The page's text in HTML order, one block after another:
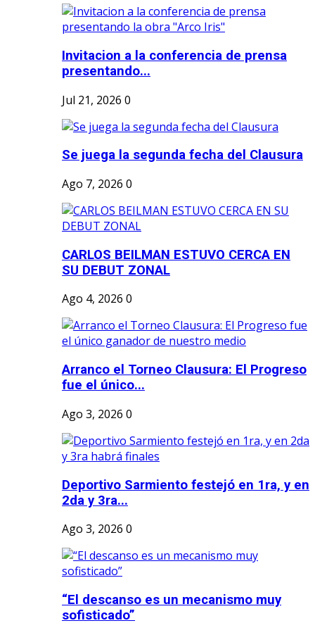
Invitacion a la conferencia de prensa
presentando...
Jul 21, 2026 0
Se juega la segunda fecha del Clausura
Ago 7, 2026 0
CARLOS BEILMAN ESTUVO CERCA EN
SU DEBUT ZONAL
Ago 4, 2026 0
Arranco el Torneo Clausura: El Progreso
fue el único...
Ago 3, 2026 0
Deportivo Sarmiento festejó en 1ra, y en
2da y 3ra...
Ago 3, 2026 0
“El descanso es un mecanismo muy
sofisticado”